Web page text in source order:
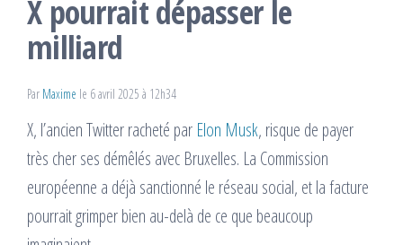
X pourrait dépasser le
milliard
Par Maxime le 6 avril 2025 à 12h34
X, l’ancien Twitter racheté par Elon Musk, risque de payer
très cher ses démêlés avec Bruxelles. La Commission
européenne a déjà sanctionné le réseau social, et la facture
pourrait grimper bien au-delà de ce que beaucoup